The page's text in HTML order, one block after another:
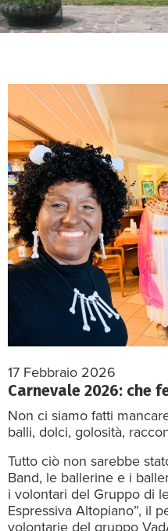
17 Febbraio 2026
Carnevale 2026: che
Non ci siamo fatti
balli, dolci, golosità,
Tutto ciò non sarebbe
Band, le ballerine e i
i volontari del Gruppo di
Espressiva Altopiano”, il
volontarie del gruppo